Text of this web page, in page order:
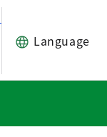
Language